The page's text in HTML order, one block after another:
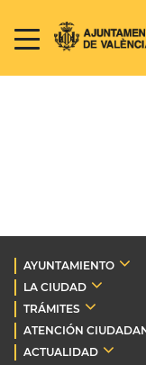
AYUNTAMIENTO
LA CIUDAD
TRÁMITES
ATENCIÓN
ACTUALIDAD